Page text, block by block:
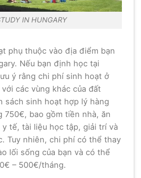
IN HUNGARY
phụ thuộc vào địa điểm bạn
Nếu bạn định học tại
ý rằng chi phí sinh hoạt ở
các vùng khác của đất
sách sinh hoạt hợp lý hàng
750€, bao gồm tiền nhà, ăn
y tế, tài liệu học tập, giải trí và
Tuy nhiên, chi phí có thể thay
lối sống của bạn và có thể
– 500€/tháng.